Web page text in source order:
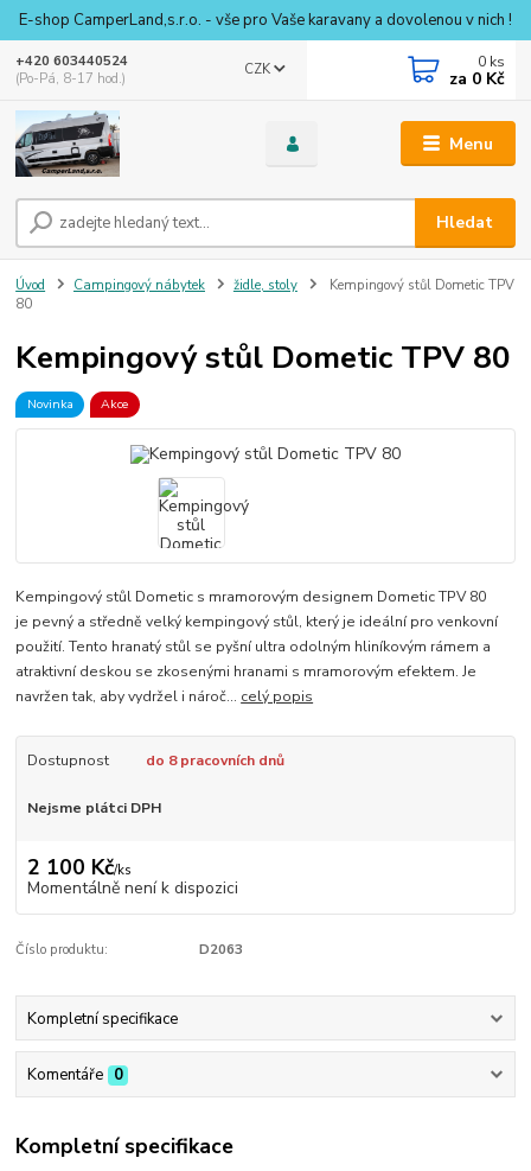
E-shop CamperLand,s.r.o. - vše pro Vaše karavany a dovolenou v nich !
Menu
CZK
Hledat
+420 603440524
(Po-Pá, 8-17 hod.)
0 ks
za 0 Kč
Úvod Campingový nábytek židle, stoly
Kempingový stůl Dometic TPV
80
Kempingový stůl Dometic TPV 80
Novinka Akce
Kempingový stůl Dometic s mramorovým designem Dometic TPV 80
je pevný a středně velký kempingový stůl, který je ideální pro venkovní
použití. Tento hranatý stůl se pyšní ultra odolným hliníkovým rámem a
atraktivní deskou se zkosenými hranami s mramorovým efektem. Je
navržen tak, aby vydržel i nároč... celý popis
Dostupnost do 8 pracovních dnů
Nejsme plátci DPH
2 100 Kč/ks
Momentálně není k dispozici
Číslo produktu: D2063
Kompletní specifikace
Komentáře 0
Kompletní specifikace